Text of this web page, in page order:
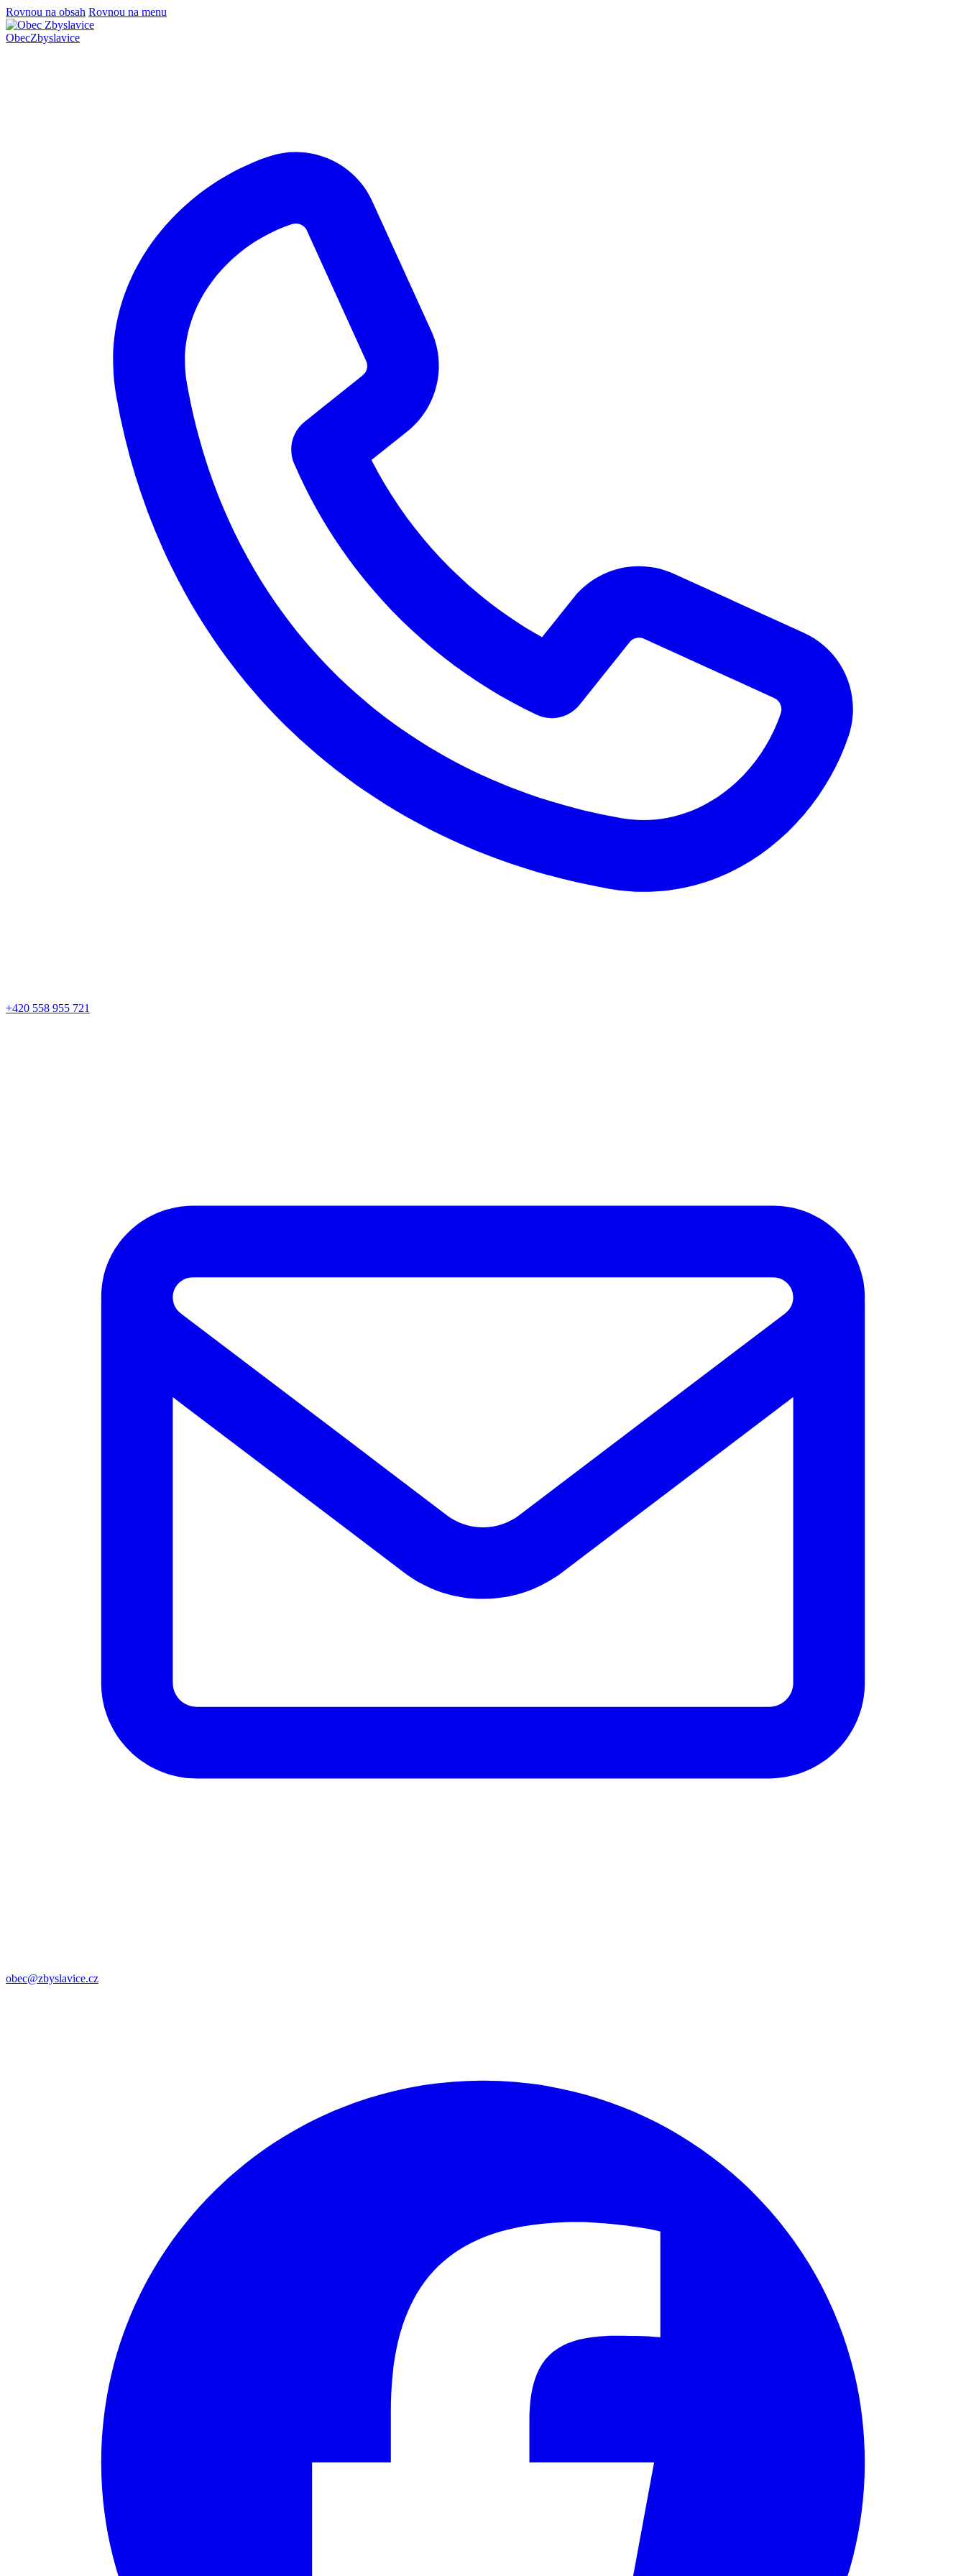
Rovnou na obsah Rovnou na menu
ObecZbyslavice
+420 558 955 721
obec@zbyslavice.cz